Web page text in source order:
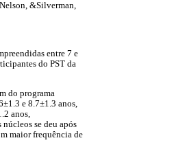
&Silverman,
entre 7 e
do PST da
do programa
e 8.7±1.3 anos,
anos,
se deu após
maior frequência de